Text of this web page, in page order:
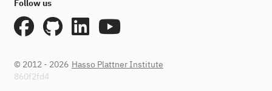
Follow us
© 2012 - 2026 Hasso Plattner Institute
860f2fd4